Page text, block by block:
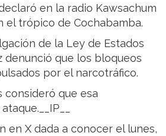
en la radio Kawsachum
el trópico de Cochabamba.
de la Ley de Estados
denunció que los bloqueos
por el narcotráfico.
consideró que esa
en X dada a conocer el lunes,